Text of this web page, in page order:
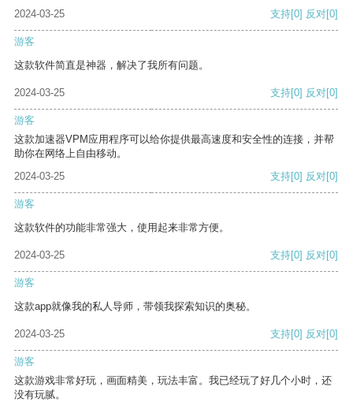
2024-03-25 支持[0] 反对[0]
游客
这款软件简直是神器，解决了我所有问题。
2024-03-25 支持[0] 反对[0]
游客
这款加速器VPM应用程序可以给你提供最高速度和安全性的连接，并帮
助你在网络上自由移动。
2024-03-25
支持[0] 反对[0]
游客
这款软件的功能非常强大，使用起来非常方便。
2024-03-25 支持[0] 反对[0]
游客
这款app就像我的私人导师，带领我探索知识的奥秘。
2024-03-25 支持[0] 反对[0]
游客
这款游戏非常好玩，画面精美，玩法丰富。我已经玩了好几个小时，还
没有玩腻。